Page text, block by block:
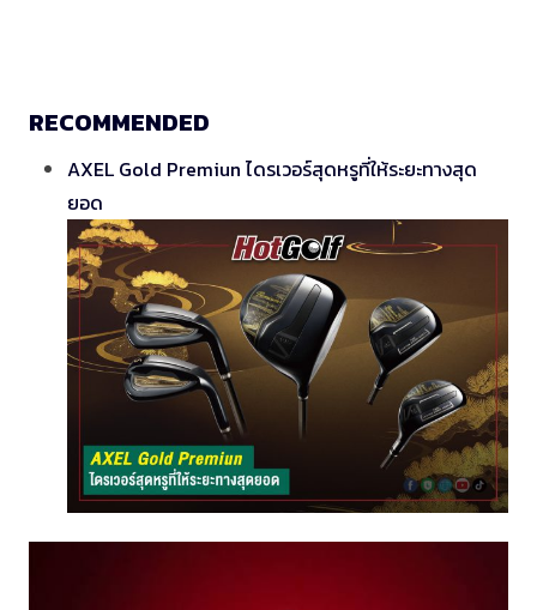
RECOMMENDED
AXEL Gold Premiun ไดรเวอร์สุดหรูที่ให้ระยะทางสุด
ยอด